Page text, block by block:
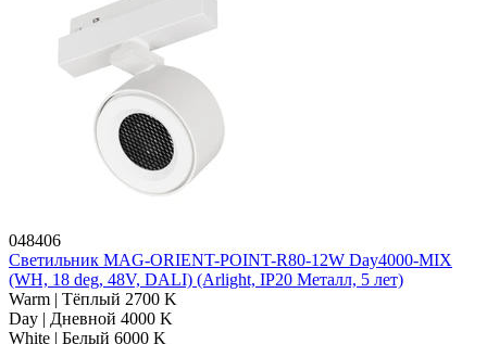
048406
Светильник MAG-ORIENT-POINT-R80-12W Day4000-MIX
(WH, 18 deg, 48V, DALI) (Arlight, IP20 Металл, 5 лет)
Warm | Тёплый 2700 K
Day | Дневной 4000 K
White | Белый 6000 K